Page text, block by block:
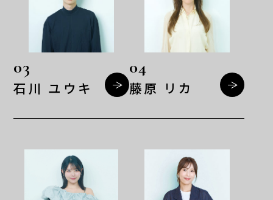
03
石川 ユウキ
04
藤原 リカ